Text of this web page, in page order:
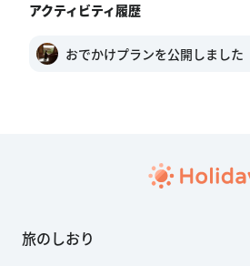
アクティビティ履歴
おでかけプランを公開しました
旅のしおり